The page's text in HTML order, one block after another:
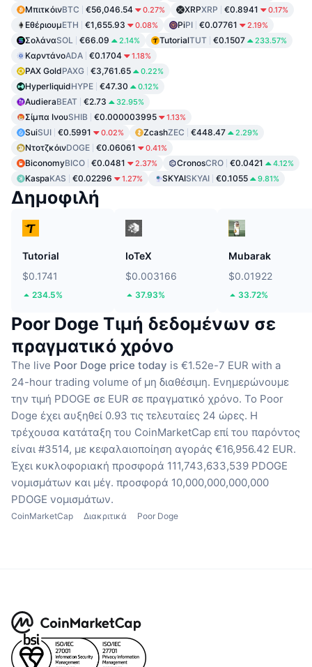
ΜπιτκόινBTC €56,046.54 0.27% XRPXRP €0.8941 0.17%
ΕθέριουμETH €1,655.93 0.08% PiPI €0.07761 2.19%
ΣολάναSOL €66.09 2.14% TutorialTUT €0.1507 233.57%
ΚαρντάνοADA €0.1704 1.18%
PAX GoldPAXG €3,761.65 0.22%
HyperliquidHYPE €47.30 0.12%
AudieraBEAT €2.73 32.95%
Σίμπα ΙνουSHIB €0.000003995 1.13%
SuiSUI €0.5991 0.02% ZcashZEC €448.47 2.29%
ΝτοτζκόινDOGE €0.06061 0.41%
BiconomyBICO €0.0481 2.37% CronosCRO €0.0421 4.12%
KaspaKAS €0.02296 1.27% SKYAISKYAI €0.1055 9.81%
Δημοφιλή
Tutorial
$0.1741
234.5%
IoTeX
$0.003166
37.93%
Mubarak
$0.01922
33.72%
Poor Doge Τιμή δεδομένων σε
πραγματικό χρόνο
The live Poor Doge price today is €1.52e-7 EUR with a
24-hour trading volume of μη διαθέσιμη. Ενημερώνουμε
την τιμή PDOGE σε EUR σε πραγματικό χρόνο. Το Poor
Doge έχει αυξηθεί 0.93 τις τελευταίες 24 ώρες. Η
τρέχουσα κατάταξη του CoinMarketCap επί του παρόντος
είναι #3514, με κεφαλαιοποίηση αγοράς €16,956.42 EUR.
Έχει κυκλοφοριακή προσφορά 111,743,633,539 PDOGE
νομισμάτων και μέγ. προσφορά 10,000,000,000,000
PDOGE νομισμάτων.
CoinMarketCap Διακριτικά Poor Doge